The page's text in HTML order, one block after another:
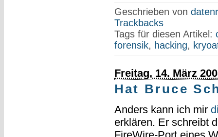
Geschrieben von
Trackbacks
Tags für diesen Artikel:
forensik, hacking,
Freitag, 14. März
Hat Bruce
Anders kann ich mir
erklären. Er schreibt